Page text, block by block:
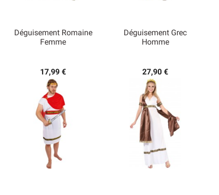
Déguisement Romaine
Femme
17,99 €
Déguisement Grec
Homme
27,90 €